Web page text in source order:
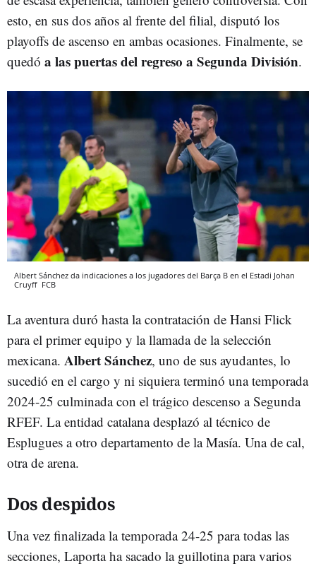
esto, en sus dos años al frente del filial, disputó los
playoffs de ascenso en ambas ocasiones. Finalmente, se
quedó a las puertas del regreso a Segunda División.
Albert Sánchez da indicaciones a los jugadores del Barça B en el Estadi Johan
Cruyff FCB
La aventura duró hasta la contratación de Hansi Flick
para el primer equipo y la llamada de la selección
mexicana. Albert Sánchez, uno de sus ayudantes, lo
sucedió en el cargo y ni siquiera terminó una temporada
2024-25 culminada con el trágico descenso a Segunda
RFEF. La entidad catalana desplazó al técnico de
Esplugues a otro departamento de la Masía. Una de cal,
otra de arena.
Dos despidos
Una vez finalizada la temporada 24-25 para todas las
secciones, Laporta ha sacado la guillotina para varios